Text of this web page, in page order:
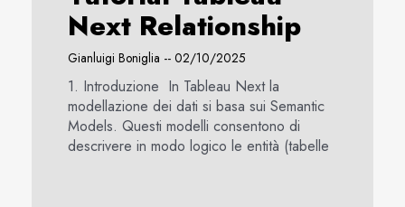
Next Relationship
Gianluigi Boniglia 02/10/2025
1. Introduzione In Tableau Next la
modellazione dei dati si basa sui Semantic
Models. Questi modelli consentono di
descrivere in modo logico le entità (tabelle